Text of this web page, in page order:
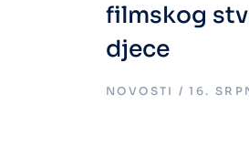
filmskog
djece
NOVOSTI 16.